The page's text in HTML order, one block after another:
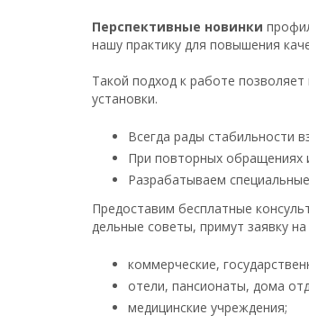
Перспективные новинки
нашу практику для повышения
Такой подход к работе
установки.
Всегда рады стабильности
При повторных обращениях
Разрабатываем
Предоставим бесплатные
дельные советы, примут заявку
коммерческие,
отели, пансионаты, дома
медицинские учреждения;